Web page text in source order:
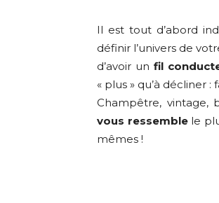
Il est tout d’abord
définir l’univers de
d’avoir unfil
« plus » qu’à décliner
Champêtre, vintage,
vous ressemblele
mêmes !